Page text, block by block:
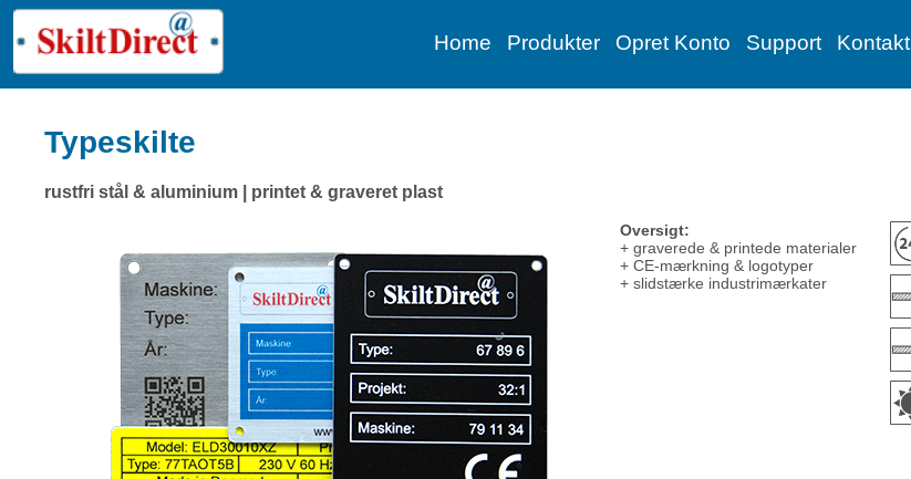
Home Produkter Opret Konto Support Kontakt
Typeskilte
rustfri stål & aluminium | printet & graveret plast
Oversigt:
+ graverede & printede materialer
+ CE-mærkning & logotyper
+ slidstærke industrimærkater